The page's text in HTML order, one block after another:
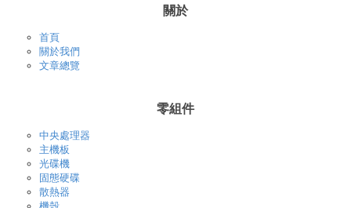
關於
首頁
關於我們
文章總覽
零組件
中央處理器
主機板
光碟機
固態硬碟
散熱器